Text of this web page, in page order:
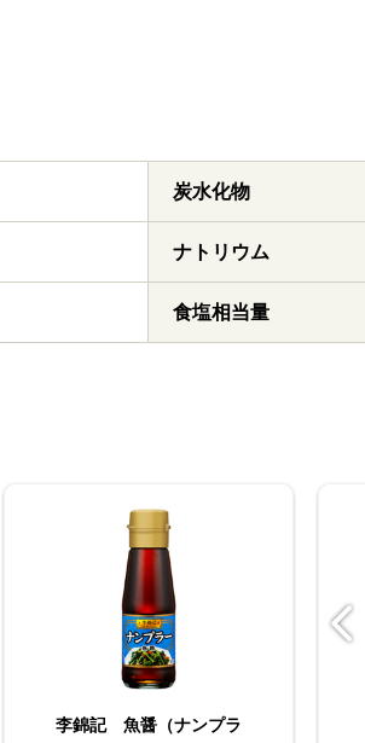
炭水化物
ナトリウム
食塩相当量
スティックスパイス 五
おろし生しょうが
李錦記 魚醤（ナンプラ
（苗） パクチー